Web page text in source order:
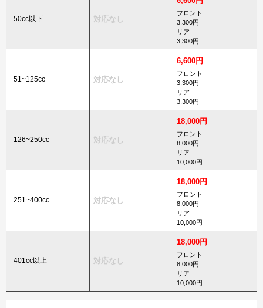
50cc以下 対応なし
フロント
3,300円
リア
3,300円
51~125cc 対応なし
6,600円
フロント
3,300円
リア
3,300円
126~250cc 対応なし
18,000円
フロント
8,000円
リア
10,000円
251~400cc 対応なし
18,000円
フロント
8,000円
リア
10,000円
401cc以上 対応なし
18,000円
フロント
8,000円
リア
10,000円